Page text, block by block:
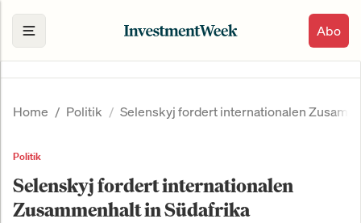
Abo
Home Politik Selenskyj fordert internationalen
Politik
Selenskyj fordert internationalen
Zusammenhalt in Südafrika